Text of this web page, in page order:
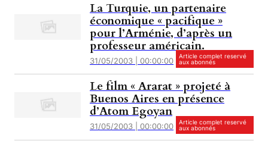
La Turquie, un partenaire
économique « pacifique »
pour l’Arménie, d’après un
professeur américain.
31/05/2003 | 00:00:00
Article complet reservé
aux abonnés
Le film « Ararat » projeté à
Buenos Aires en présence
d’Atom Egoyan
31/05/2003 | 00:00:00
Article complet reservé
aux abonnés